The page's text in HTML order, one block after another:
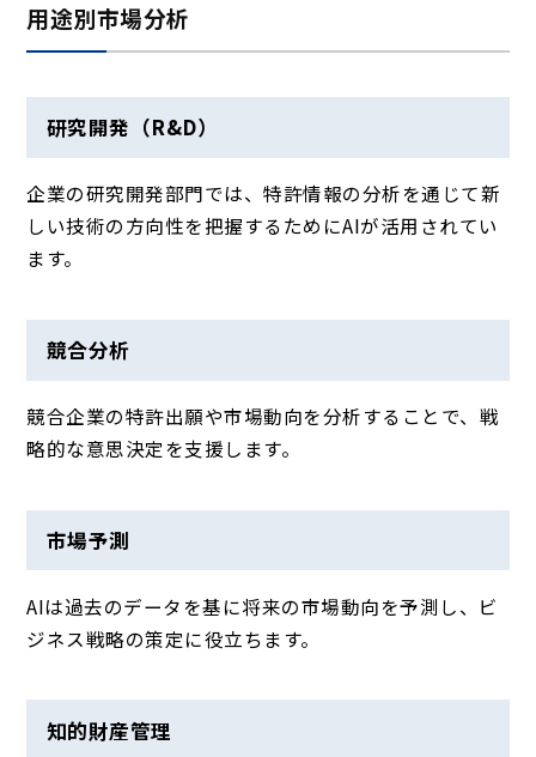
用途別市場分析
研究開発（R&D）
企業の研究開発部門では、特許情報の分析を通じて新
しい技術の方向性を把握するためにAIが活用されてい
ます。
競合分析
競合企業の特許出願や市場動向を分析することで、戦
略的な意思決定を支援します。
市場予測
AIは過去のデータを基に将来の市場動向を予測し、ビ
ジネス戦略の策定に役立ちます。
知的財産管理